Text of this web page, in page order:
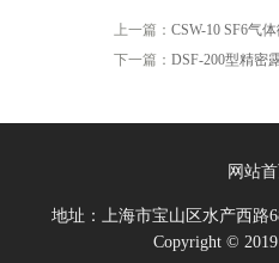
上一篇： CSW-10 SF6气
下一篇： DSF-200型精密
网站
地址：上海市宝山区水产西路
Copyright ©